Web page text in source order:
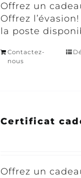
Offrez un
Offrez
la poste
Contactez-
nous
Certificat
Offrez un